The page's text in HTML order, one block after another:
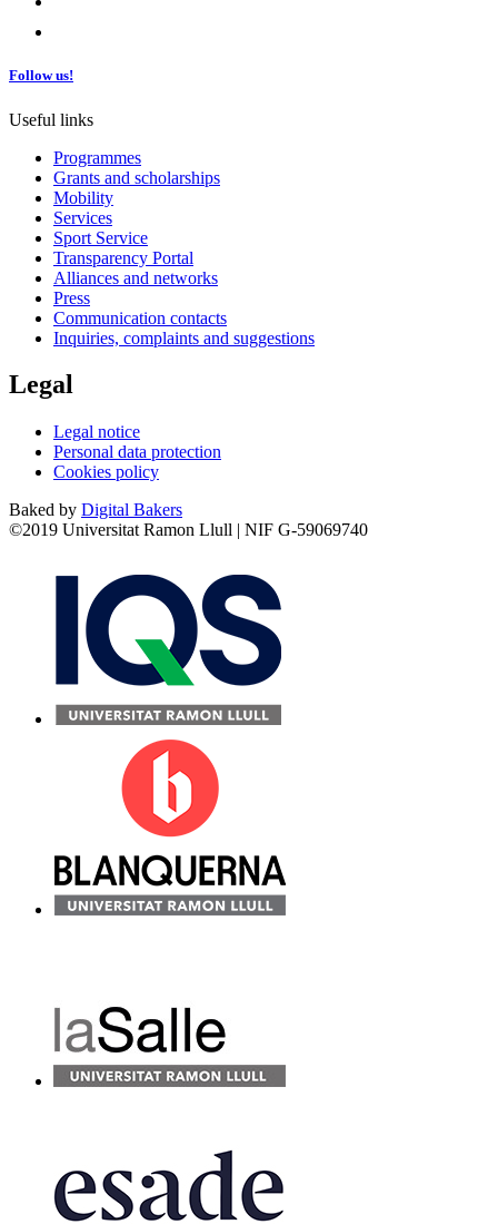
Follow us!
Useful links
Programmes
Grants and scholarships
Mobility
Services
Sport Service
Transparency Portal
Alliances and networks
Press
Communication contacts
Inquiries, complaints and suggestions
Legal
Legal notice
Personal data protection
Cookies policy
Baked by Digital Bakers
©2019 Universitat Ramon Llull | NIF G-59069740